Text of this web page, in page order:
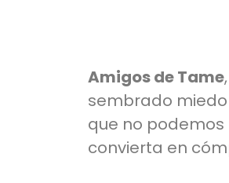
Amigos de Tame
sembrado
que no
convierta en